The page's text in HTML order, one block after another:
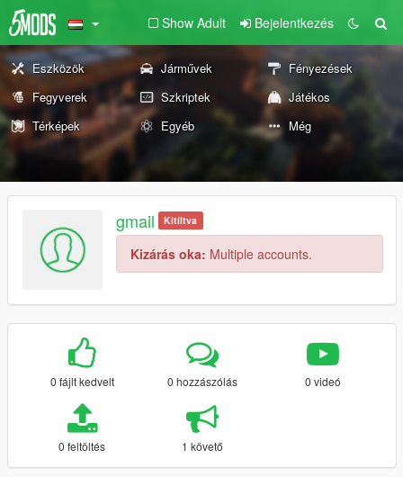
Show Adult Bejelentkezés
Eszközök Járművek
Fényezések
Fegyverek
Szkriptek
Játékos
Térképek
Egyéb Még
gmail Kitíltva
Kizárás oka: Multiple accounts.
0 fájlt kedvelt 0 hozzászólás 0 videó
0 feltöltés 1 követő